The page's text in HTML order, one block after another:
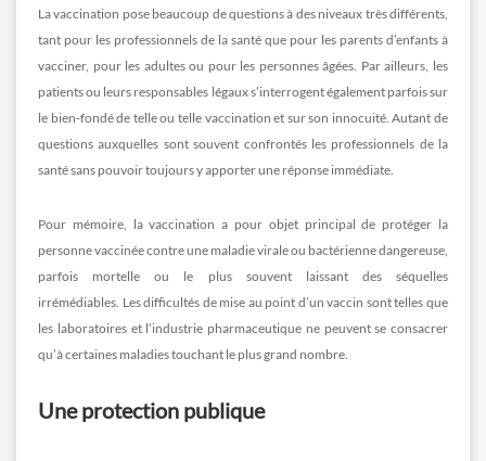
La vaccination pose beaucoup de questions à des niveaux très différents,
tant pour les professionnels de la santé que pour les parents d’enfants à
vacciner, pour les adultes ou pour les personnes âgées. Par ailleurs, les
patients ou leurs responsables légaux s’interrogent également parfois sur
le bien-fondé de telle ou telle vaccination et sur son innocuité. Autant de
questions auxquelles sont souvent confrontés les professionnels de la
santé sans pouvoir toujours y apporter une réponse immédiate.
Pour mémoire, la vaccination a pour objet principal de protéger la
personne vaccinée contre une maladie virale ou bactérienne dangereuse,
parfois mortelle ou le plus souvent laissant des séquelles
irrémédiables. Les difficultés de mise au point d’un vaccin sont telles que
les laboratoires et l’industrie pharmaceutique ne peuvent se consacrer
qu’à certaines maladies touchant le plus grand nombre.
Une protection publique